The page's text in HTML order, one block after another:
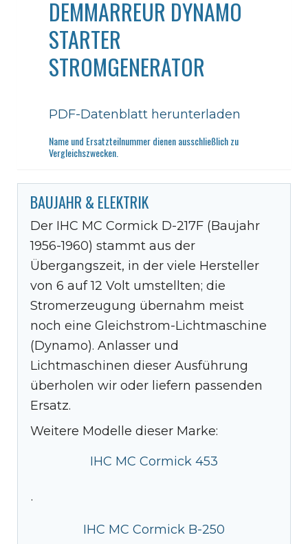
DEMMARREUR DYNAMO
STARTER
STROMGENERATOR
PDF-Datenblatt herunterladen
Name und Ersatzteilnummer dienen ausschließlich zu
Vergleichszwecken.
BAUJAHR & ELEKTRIK
Der IHC MC Cormick D-217F (Baujahr
1956-1960) stammt aus der
Übergangszeit, in der viele Hersteller
von 6 auf 12 Volt umstellten; die
Stromerzeugung übernahm meist
noch eine Gleichstrom-Lichtmaschine
(Dynamo). Anlasser und
Lichtmaschinen dieser Ausführung
überholen wir oder liefern passenden
Ersatz.
Weitere Modelle dieser Marke:
IHC MC Cormick 453
·
IHC MC Cormick B-250